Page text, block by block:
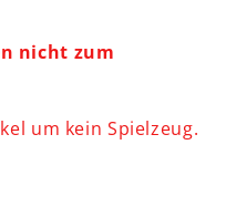
nicht zum
um kein Spielzeug.